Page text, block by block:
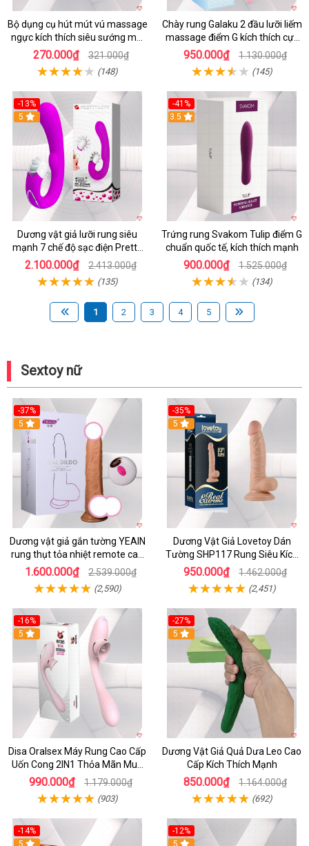
Bộ dụng cụ hút mút vú massage
ngực kích thích siêu sướng mới
lạ
270.000₫ 321.000₫
(148)
Chày rung Galaku 2 đầu lưỡi liếm
massage điểm G kích thích cực
mạnh
950.000₫ 1.130.000₫
(145)
-13%
5
Dương vật giả lưỡi rung siêu
mạnh 7 chế độ sạc điện Pretty
Love
2.100.000₫ 2.413.000₫
(135)
-41%
3.5
Trứng rung Svakom Tulip điểm G
chuẩn quốc tế, kích thích mạnh
900.000₫ 1.525.000₫
(134)
1 2 3 4 5
Sextoy nữ
-37%
5
Dương vật giả gắn tường YEAIN
rung thụt tỏa nhiệt remote cao
cấp
1.600.000₫ 2.539.000₫
(2,590)
-35%
5
Dương Vật Giả Lovetoy Dán
Tường SHP117 Rung Siêu Kích
Thích
950.000₫ 1.462.000₫
(2,451)
-16%
5
Disa Oralsex Máy Rung Cao Cấp
Uốn Cong 2IN1 Thỏa Mãn Mua
Ngay
990.000₫ 1.179.000₫
(903)
-27%
5
Dương Vật Giả Quả Dưa Leo Cao
Cấp Kích Thích Mạnh
850.000₫ 1.164.000₫
(692)
-14%
5
-12%
5